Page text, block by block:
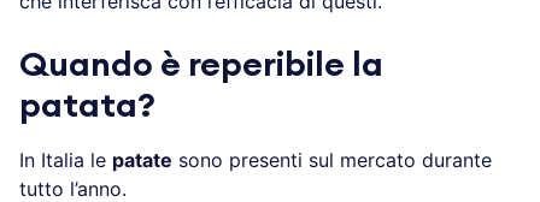
Quando è reperibile la
patata?
In Italia le patate sono presenti sul mercato durante
tutto l’anno.